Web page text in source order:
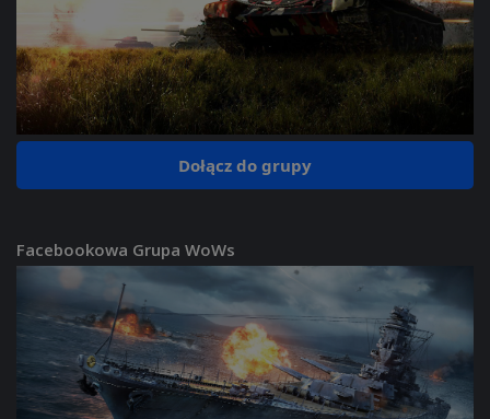
Dołącz do grupy
Facebookowa Grupa WoWs